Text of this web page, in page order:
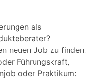
als
neuen Job zu finden.
Führungskraft,
oder Praktikum: